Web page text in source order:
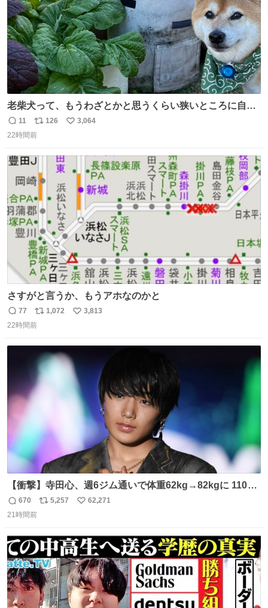
老柴犬って、もうわざとかと思うくらい狭いところに自ら
はまりにいくじゃないですか？ 今朝ガーデニングしてる飼
い主の間にはまってきて、最高に可愛かった♥️
返
信
11
リ
ポ
ト
数
126
い
3,064
22時間前
さすがと言うか、もうアホなのかと
返
信
77
リ
ポ
ト
数
1,072
い
3,813
22時間前
【衝撃】寺田心、週6ジム通いで体重62kg→82kgに 110kg
のベンチプレス持ち上げる姿披露
news.livedoor.com/article/detail… 元々自重のみだった
のためおにぎり10個、ゼリー飲料3～4本、パスタと毎日4
千kcalオーバーの食事を摂取し、増量したという。
返
信
670
リ
ト
数
5,257
い
数
62,271
21時間前